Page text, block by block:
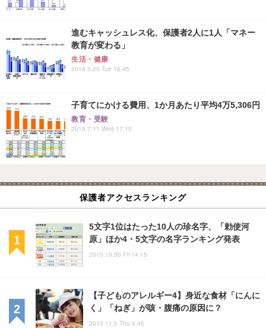
進むキャッシュレス化、保護者2人に1人「マネー
教育が変わる」
生活・健康
2018.3.20 Tue 16:45
子育てにかける費用、1か月あたり平均4万5,306円
教育・受験
2018.7.11 Wed 17:15
保護者アクセスランキング
5文字1位はたった10人の珍名字、「勅使河
原」ほか4・5文字の名字ランキング発表
2015.10.30 Fri 14:15
【子どものアレルギー4】身近な食材「にんに
く」「ねぎ」が咳・腹痛の原因に？
2015.11.5 Thu 9:45